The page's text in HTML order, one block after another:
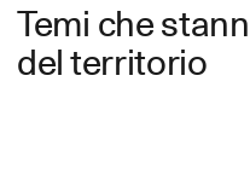
Temi che
del territorio